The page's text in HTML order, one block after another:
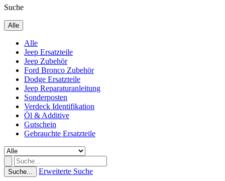
Suche
Alle
Alle
Jeep Ersatzteile
Jeep Zubehör
Ford Bronco Zubehör
Dodge Ersatzteile
Jeep Reparaturanleitung
Sonderposten
Verdeck Identifikation
Öl & Additive
Gutschein
Gebrauchte Ersatzteile
Suche... Erweiterte Suche